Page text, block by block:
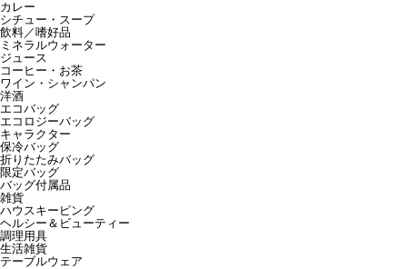
カレー
シチュー・スープ
飲料／嗜好品
ミネラルウォーター
ジュース
コーヒー・お茶
ワイン・シャンパン
洋酒
エコバッグ
エコロジーバッグ
キャラクター
保冷バッグ
折りたたみバッグ
限定バッグ
バッグ付属品
雑貨
ハウスキーピング
ヘルシー＆ビューティー
調理用具
生活雑貨
テーブルウェア